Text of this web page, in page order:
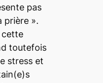
pas
prière ».
cette
toutefois
stress et